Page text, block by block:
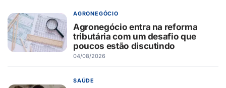
AGRONEGÓCIO
Agronegócio entra na reforma
tributária com um desafio que
poucos estão discutindo
04/08/2026
SAÚDE